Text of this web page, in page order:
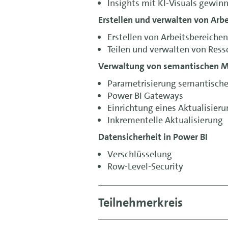
Insights mit KI-Visuals
Erstellen und verwalten von
Erstellen von Arbeitsbereichen
Teilen und verwalten von
Verwaltung von semantischen
Parametrisierung
Power BI Gateways
Einrichtung eines
Inkrementelle Aktualisierung
Datensicherheit in Power BI
Verschlüsselung
Row-Level-Security
Teilnehmerkreis